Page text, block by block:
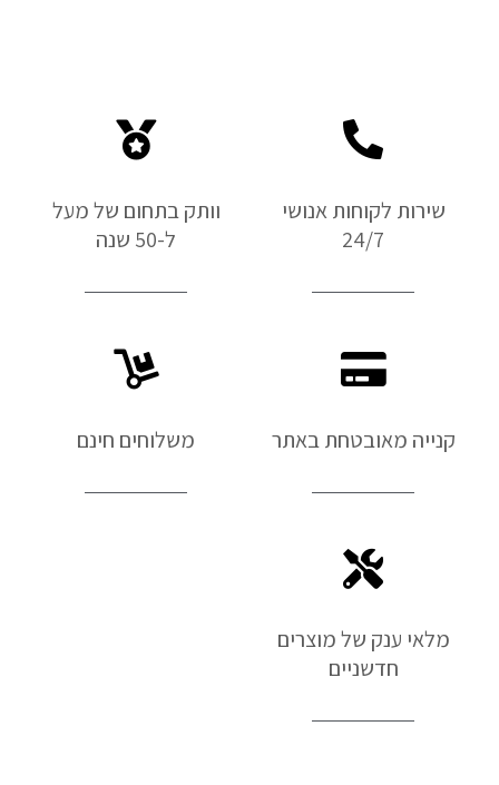
שירות לקוחות אנושי
24/7
וותק בתחום של מעל
ל-50 שנה
קנייה מאובטחת באתר משלוחים חינם
מלאי ענק של מוצרים
חדשניים